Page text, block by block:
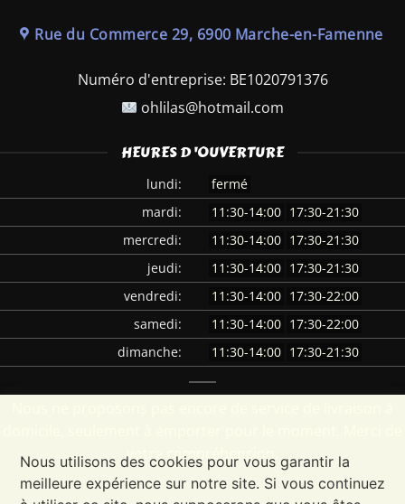
Rue du Commerce 29, 6900 Marche-en-Famenne
Numéro d'entreprise: BE1020791376
ohlilas@hotmail.com
HEURES D 'OUVERTURE
lundi:
fermé
mardi:
11:30-14:00 17:30-21:30
mercredi:
11:30-14:00 17:30-21:30
jeudi:
11:30-14:00 17:30-21:30
vendredi:
11:30-14:00 17:30-22:00
samedi:
11:30-14:00 17:30-22:00
dimanche:
11:30-14:00 17:30-21:30
votre compréhension.
Nous utilisons des cookies pour vous garantir la
meilleure expérience sur notre site. Si vous continuez